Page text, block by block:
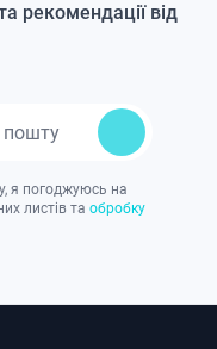
рекомендації від
я погоджуюсь на
листів та обробку